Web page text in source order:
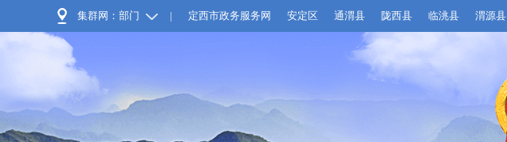
集群网：部门 | 定西市政务服务网 安定区 通渭县 陇西县 临洮县 渭源县